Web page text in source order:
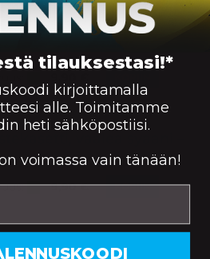
keltainen –
vaalea syaani –
9,90€ KORIIN
vaalea
tilauksestasi!*
kirjoittamalla
alle. Toimitamme
heti sähköpostiisi.
voimassa vain tänään!